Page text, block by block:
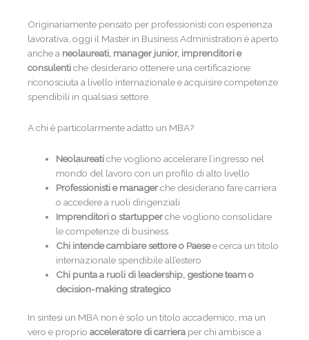
Originariamente pensato per professionisti con esperienza
lavorativa, oggi il Master in Business Administration è aperto
anche a neolaureati, manager junior, imprenditori e
consulentiche desiderano ottenere una certificazione
riconosciuta a livello internazionale e acquisire competenze
spendibili in qualsiasi settore.
A chi è particolarmente adatto un MBA?
Neolaureatiche vogliono accelerare l’ingresso nel
mondo del lavoro con un profilo di alto livello
Professionisti e managerche desiderano fare carriera
o accedere a ruoli dirigenziali
Imprenditori o startupperche vogliono consolidare
le competenze di business
Chi intende cambiare settore o Paesee cerca un titolo
internazionale spendibile all’estero
Chi punta a ruoli di leadership, gestione team o
decision-making strategico
In sintesi un MBA non è solo un titolo accademico, ma un
vero e proprio acceleratore di carriera per chi ambisce a